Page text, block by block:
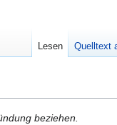
beziehen.
Lesen Quelltext